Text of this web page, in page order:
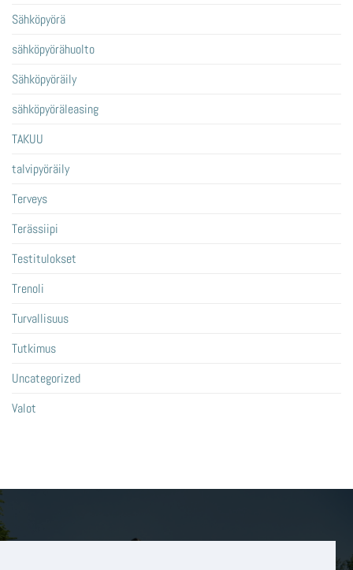
Sähköpyörä
sähköpyörähuolto
Sähköpyöräily
sähköpyöräleasing
TAKUU
talvipyöräily
Terveys
Terässiipi
Testitulokset
Trenoli
Turvallisuus
Tutkimus
Uncategorized
Valot